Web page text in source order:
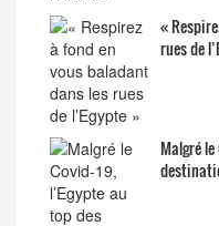
«
rues de
Malgré le